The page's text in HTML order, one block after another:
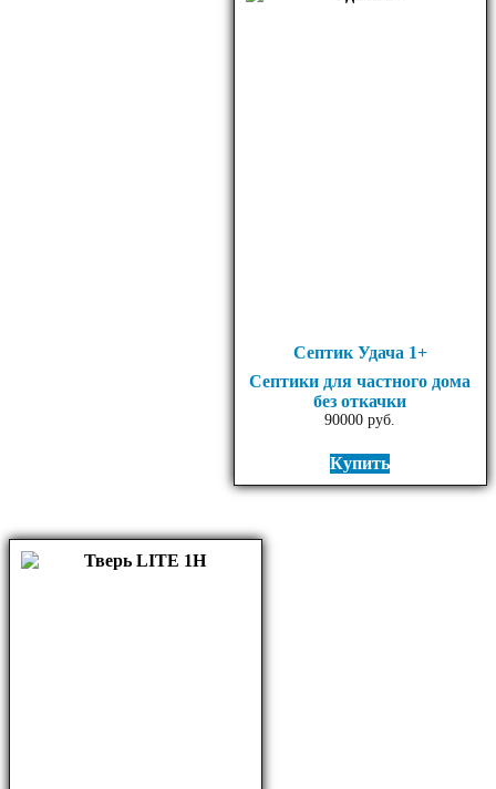
Септик Удача 1+
Септики для частного дома
без откачки
90000 руб.
Купить